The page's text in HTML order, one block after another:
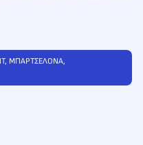
, ΜΠΑΡΤΣΕΛΟΝΑ